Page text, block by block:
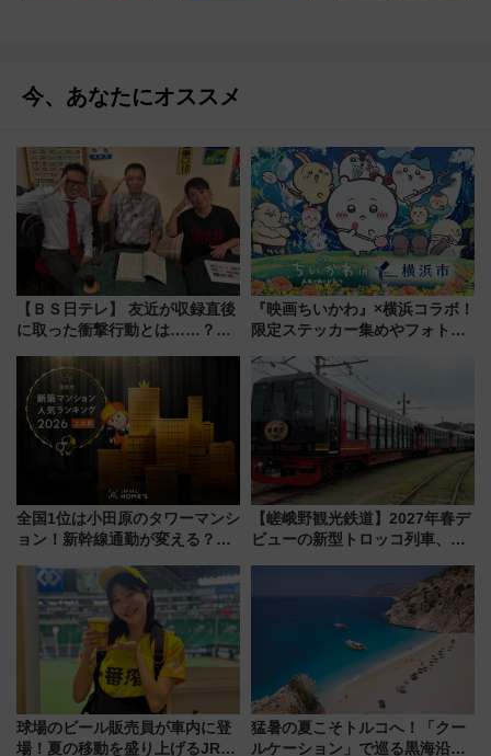
今、あなたにオススメ
【ＢＳ日テレ】 友近が収録直後
に取った衝撃行動とは……？
で極上の夏祭り鉄道旅を放送
『映画ちいかわ』×横浜コラボ！
限定ステッカー集めやフォトス
いを満喫しよう（花火鑑賞会応
募は7/12まで！）
全国1位は小田原のタワーマンシ
ョン！新幹線通勤が変える？
【新築マンション人気ランキン
グ】
【嵯峨野観光鉄道】2027年春デ
ビューの新型トロッコ列車、い
球場のビール販売員が車内に登
場！夏の移動を盛り上げるJR九
猛暑の夏こそトルコへ！「クー
ルケーション」で巡る黒海沿岸